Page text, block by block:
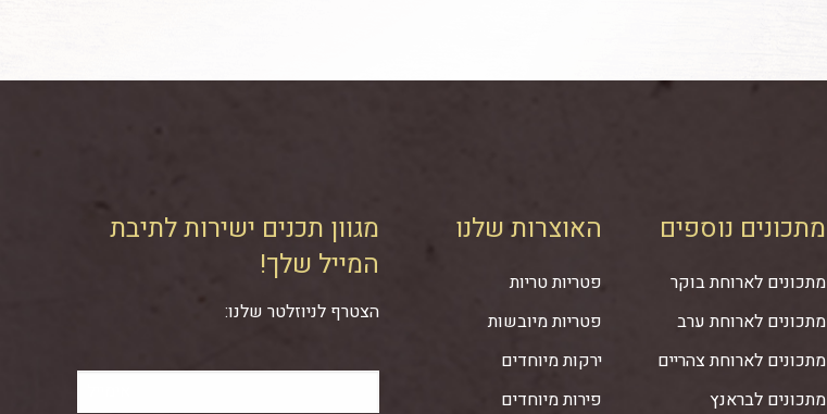
מתכונים נוספים
מתכונים לארוחת בוקר
מתכונים לארוחת ערב
מתכונים לארוחת צהריים
מתכונים לבראנץ
האוצרות שלנו
פטריות טריות
פטריות מיובשות
ירקות מיוחדים
פירות מיוחדים
מגוון תכנים ישירות לתיבת
המייל שלך!
הצטרף לניוזלטר שלנו: